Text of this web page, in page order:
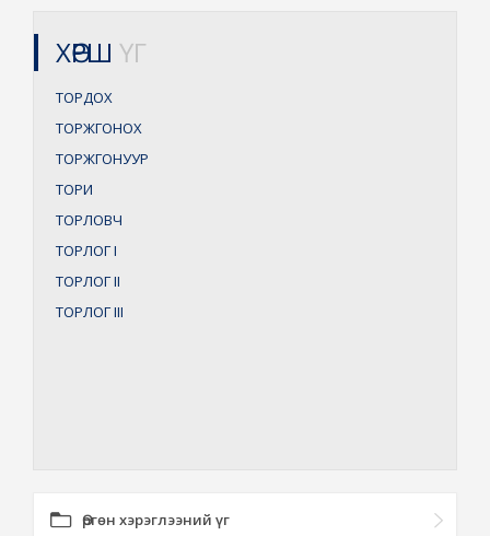
ХӨРШ ҮГ
ТОРДОХ
ТОРЖГОНОХ
ТОРЖГОНУУР
ТОРИ
ТОРЛОВЧ
ТОРЛОГI
ТОРЛОГII
ТОРЛОГIII
Өргөн хэрэглээний үг